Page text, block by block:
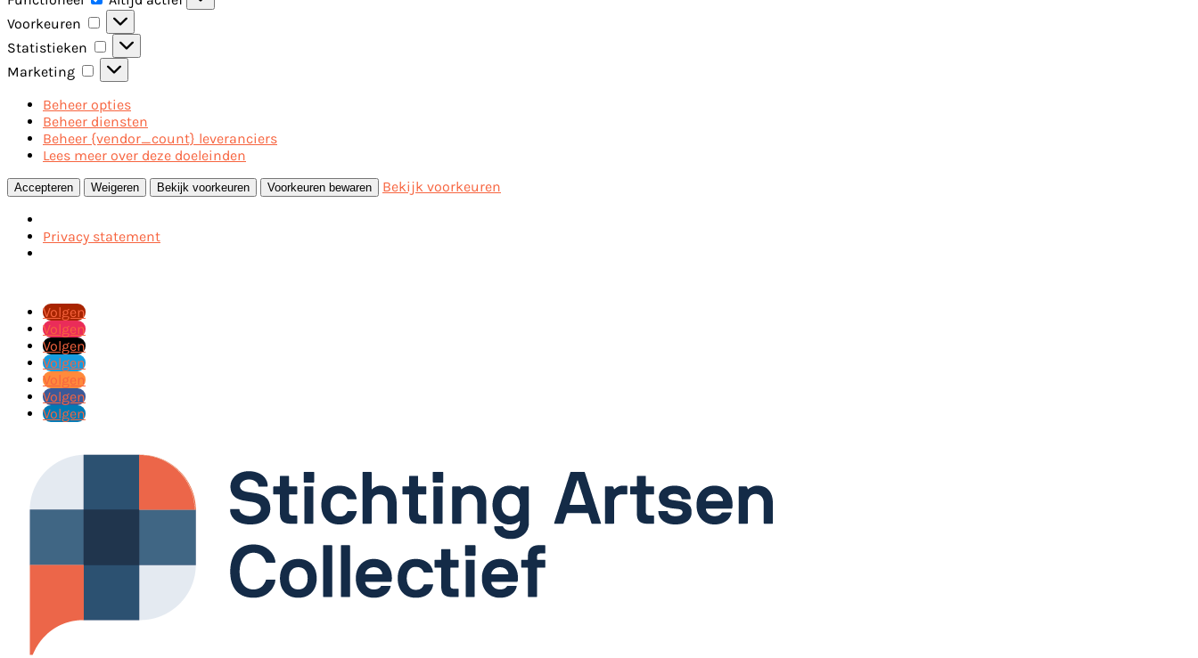
Voorkeuren
Voorkeuren
Statistieken
Statistieken
Marketing
Marketing
Beheer opties
Beheer diensten
Beheer {vendor_count} leveranciers
Lees meer over deze doeleinden
Accepteren Weigeren Bekijk voorkeuren Voorkeuren bewaren Bekijk voorkeuren
Privacy statement
Volgen
Volgen
Volgen
Volgen
Volgen
Volgen
Volgen